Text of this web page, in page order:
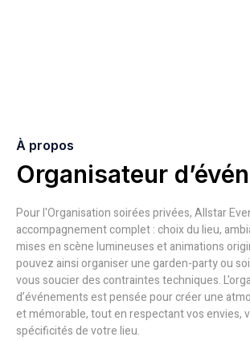
À propos
Organisateur
Pour l'Organisation soirées privées, Allstar
accompagnement complet : choix du lieu,
mises en scène lumineuses et animations
pouvez ainsi organiser une garden-party ou
vous soucier des contraintes techniques.
d’événements est pensée pour créer une
et mémorable, tout en respectant vos envies,
spécificités de votre lieu.